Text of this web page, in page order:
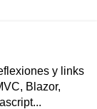
y links
Blazor,